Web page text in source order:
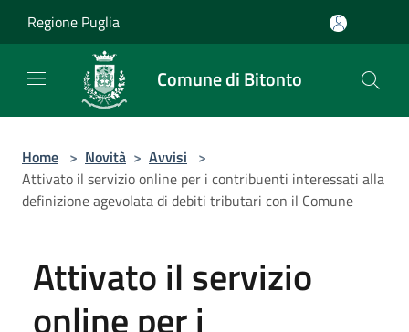
Regione Puglia
Comune di Bitonto
Home > Novità > Avvisi >
Attivato il servizio online per i contribuenti interessati alla
definizione agevolata di debiti tributari con il Comune
Attivato il servizio
online per i